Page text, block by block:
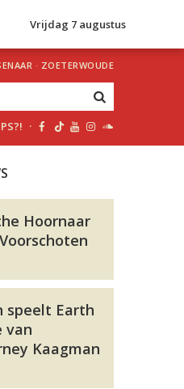
Vrijdag 7 augustus
· ZOETERWOUDE
·
Hoornaar
speelt Earth
van
Kaagman